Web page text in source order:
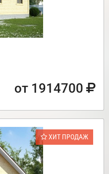
от 1914700
ХИТ ПРОДАЖ